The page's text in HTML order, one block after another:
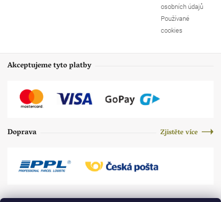
osobních údajů
Používané
cookies
Akceptujeme tyto platby
Doprava Zjistěte více